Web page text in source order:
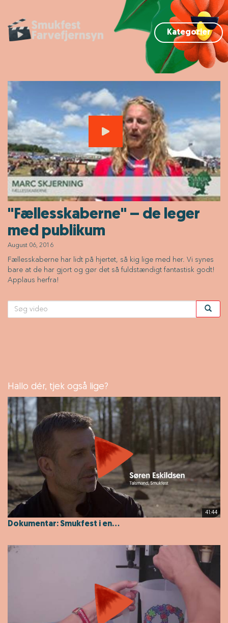
Kategorier
"Fællesskaberne" – de leger
med publikum
August 06, 2016
Fællesskaberne har lidt på hjertet, så kig lige med her. Vi synes
bare at de har gjort og gør det så fuldstændigt fantastisk godt!
Applaus herfra!
Hallo dér, tjek også lige?
41:44
Dokumentar: Smukfest i en...